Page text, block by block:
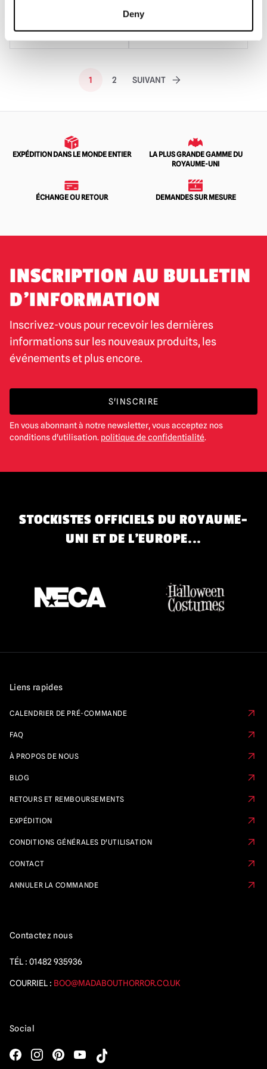
Deny
VOIR LE PRODUIT
AJOUTER AU PANIER
VOIR LE PRODUIT
1 2 SUIVANT
EXPÉDITION DANS LE MONDE ENTIER
LA PLUS GRANDE GAMME DU
ROYAUME-UNI
ÉCHANGE OU RETOUR DEMANDES SUR MESURE
INSCRIPTION AU BULLETIN
D'INFORMATION
Inscrivez-vous pour recevoir les dernières
informations sur les nouveaux produits, les
événements et plus encore.
S'INSCRIRE
En vous abonnant à notre newsletter, vous acceptez nos
conditions d'utilisation. politique de confidentialité.
STOCKISTES OFFICIELS DU ROYAUME-
UNI ET DE L'EUROPE...
Liens rapides
CALENDRIER DE PRÉ-COMMANDE
FAQ
À PROPOS DE NOUS
BLOG
RETOURS ET REMBOURSEMENTS
EXPÉDITION
CONDITIONS GÉNÉRALES D'UTILISATION
CONTACT
ANNULER LA COMMANDE
Contactez nous
TÉL : 01482 935936
COURRIEL : BOO@MADABOUTHORROR.CO.UK
Social